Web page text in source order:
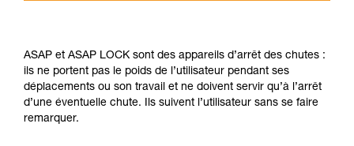
informations de la notice technique pour
pouvoir comprendre ce complément
d’informations.
Maîtriser ces techniques nécessite une
formation et un entraînement spécifique. Validez
ASAP et ASAP LOCK sont des appareils d’arrêt des chutes :
ils ne portent pas le poids de l’utilisateur pendant ses
déplacements ou son travail et ne doivent servir qu’à l’arrêt
d’une éventuelle chute. Ils suivent l’utilisateur sans se faire
remarquer.